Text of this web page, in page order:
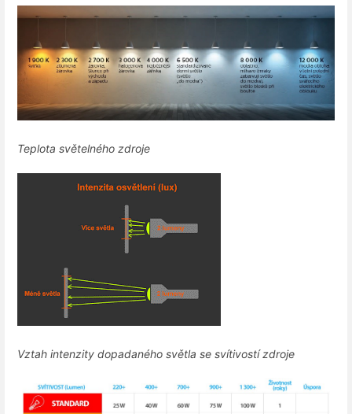
Teplota světelného zdroje
Vztah intenzity dopadaného světla se svítivostí zdroje